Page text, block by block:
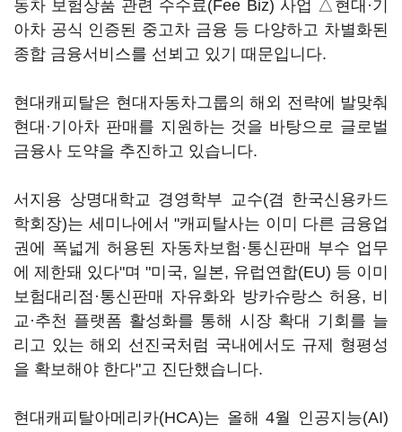
동차 보험상품 관련 수수료(Fee Biz) 사업 △현대·기
아차 공식 인증된 중고차 금융 등 다양하고 차별화된
종합 금융서비스를 선뵈고 있기 때문입니다.
현대캐피탈은 현대자동차그룹의 해외 전략에 발맞춰
현대·기아차 판매를 지원하는 것을 바탕으로 글로벌
금융사 도약을 추진하고 있습니다.
서지용 상명대학교 경영학부 교수(겸 한국신용카드
학회장)는 세미나에서 "캐피탈사는 이미 다른 금융업
권에 폭넓게 허용된 자동차보험·통신판매 부수 업무
에 제한돼 있다"며 "미국, 일본, 유럽연합(EU) 등 이미
보험대리점·통신판매 자유화와 방카슈랑스 허용, 비
교·추천 플랫폼 활성화를 통해 시장 확대 기회를 늘
리고 있는 해외 선진국처럼 국내에서도 규제 형평성
을 확보해야 한다"고 진단했습니다.
현대캐피탈아메리카(HCA)는 올해 4월 인공지능(AI)